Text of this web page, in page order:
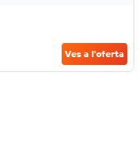
Ves a l'oferta